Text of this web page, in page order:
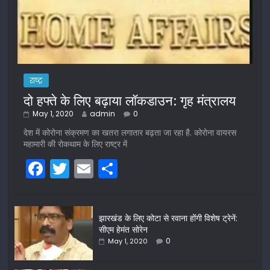
राष्ट्र
दो हफ्ते के लिए बढ़ाया लॉकडाउन: गृह मंत्रालय
May 1, 2020 admin 0
देश में कोरोना संक्रमण का खतरा लगातार बढ़ता जा रहा है. कोरोना वायरस
महामारी की रोकथाम के लिए राष्ट्र में
F
a
c
e
b
T
w
itt
er
E
m
ar
e
झारखंड के लिए कोटा से रवाना होंगी विशेष ट्रेनें:
सीएम हेमंत सोरेन
May 1, 2020 0